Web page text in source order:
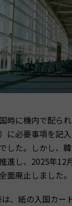
時に機内で配ら
に必要事項を記
した。しかし、
進し、2025年12
面廃止しました。
、紙の入国カー